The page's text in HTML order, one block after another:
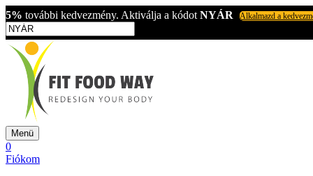
5% további kedvezmény. Aktiválja a kódot NYÁR Alkalmazd a
Menü
0
Fiókom